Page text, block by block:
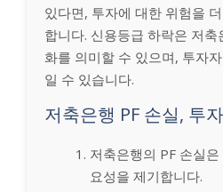
있다면, 투자에 대한 위험을
합니다. 신용등급 하락은 저
화를 의미할 수 있으며, 투자
일 수 있습니다.
저축은행 PF 손실, 투
저축은행의 PF 손실
요성을 제기합니다.